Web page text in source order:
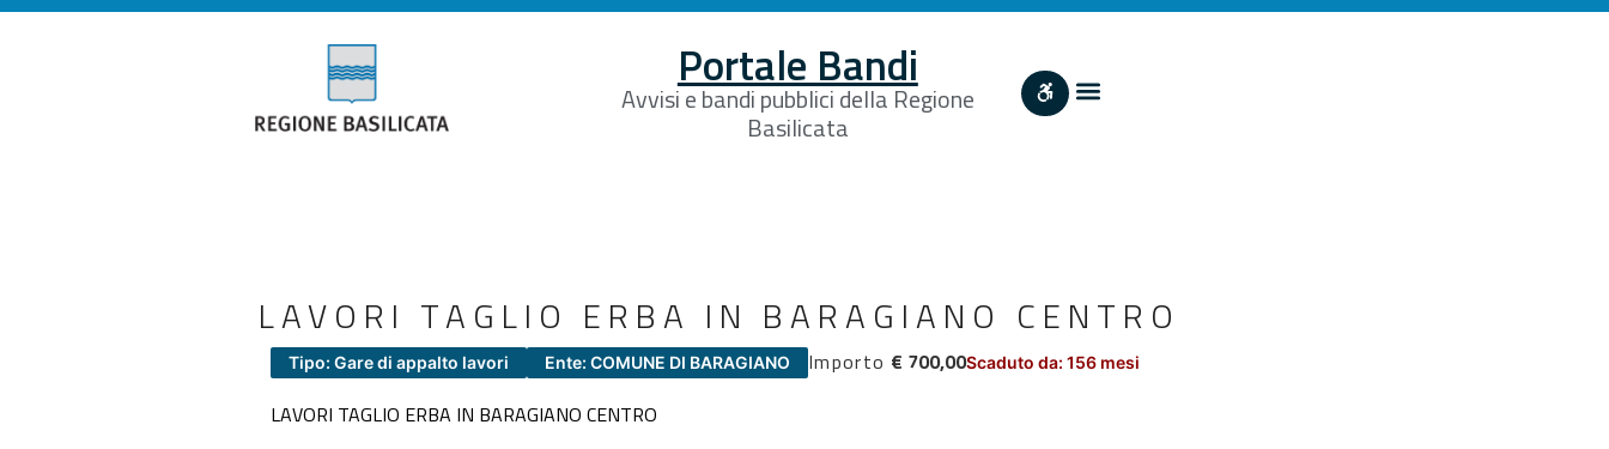
Portale Bandi
Avvisi e bandi pubblici della Regione
Basilicata
LAVORI TAGLIO ERBA IN BARAGIANO CENTRO
Tipo: Gare di appalto lavori Ente: COMUNE DI BARAGIANO Importo € 700,00Scaduto da: 156 mesi
LAVORI TAGLIO ERBA IN BARAGIANO CENTRO